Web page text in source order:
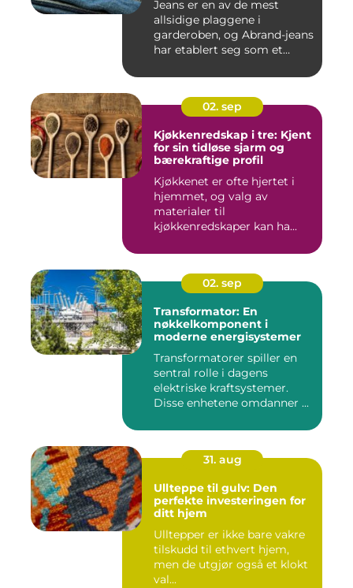
Jeans er en av de mest
allsidige plaggene i
garderoben, og Abrand-jeans
har etablert seg som et
02. sep
Kjøkkenredskap i tre: Kjent
for sin tidløse sjarm og
bærekraftige profil
Kjøkkenet er ofte hjertet i
hjemmet, og valg av
materialer til
kjøkkenredskaper kan ha...
02. sep
Transformator: En
nøkkelkomponent i
moderne energisystemer
Transformatorer spiller en
sentral rolle i dagens
elektriske kraftsystemer.
Disse enhetene omdanner ...
31. aug
Ullteppe til gulv: Den
perfekte investeringen for
ditt hjem
Ulltepper er ikke bare vakre
tilskudd til ethvert hjem,
men de utgjør også et klokt
val...